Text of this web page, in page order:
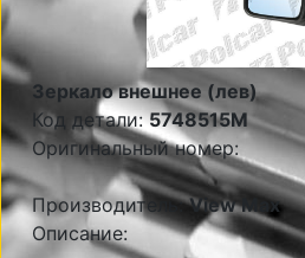
Зеркало внешнее (лев)
Код детали:5748515M
Оригинальный номер:
Производитель:View Max
Описание: